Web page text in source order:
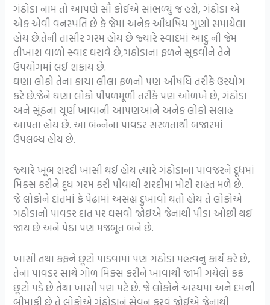
ગંઠોડા નામ તો આપણે સૌ કોઈએ સાંભળ્યું જ હશે, ગંઠોડા એ
એક એવી વનસ્પતિ છે કે જેમાં અનેક ઔધષિય ગુણો સમાયેલા
હોય છે.તેની તાસીર ગરમ હોય છે જ્યારે સ્વાદમાં આદુ ની જેમ
તીખાશ વાળો સ્વાદ ઘરાવે છે,ગંઠોડાના ફળને સૂકવીને તેને
ઉપયોગમાં લઈ શકાય છે.
ઘણા લોકો તેના કાચા લીલા ફળનો પણ ઔષધિ તરીકે ઉરયોગ
કરે છે.જેને ઘણા લોકો પીપળમૂળી તરીકે પણ ઓળખે છે, ગંઠોડા
અને સૂંઠના ચૂર્ણ ખાવાની આપણઆને અનેક લોકો સલાહ
આપતા હોય છે. આ બંન્નેના પાવડર સરળતાથી બજારમાં
ઉપલબ્ધ હોય છે.
જ્યારે ખૂબ શરદી ખાસી થઈ હોય ત્યારે ગંઠોડાના પાવજરને દૂધમાં
મિક્સ કરીને દૂધ ગરમ કરી પીવાથી શરદીમાં મોટી રાહત મળે છે.
જે લોકોને દાંતમાં કે પેઢામાં અસહ્ય દુખાવો થતો હોય તે લોકોએ
ગંઠોડાનો પાવડર દાંત પર ઘસવો જોઈએ જેનાથી પીડા ઓછી થઈ
જાય છે અને પેઠા પણ મજબૂત બને છે.
ખાસી તથા કફને છૂટો પાડવામાં પણ ગંઠોડા મહત્વનું કાર્ય કરે છે,
તેના પાવડર સાથે ગોળ મિક્સ કરીને ખાવાથી જામી ગયેલો કફ
છૂટો પડે છે તેથા ખાસી પણ મટે છે. જે લોકોને અસ્થમા અને દમની
બીમાકી છે તે લોકોએ ગંઠોડાનું સેવન કરવું જોઈએ જેનાથી